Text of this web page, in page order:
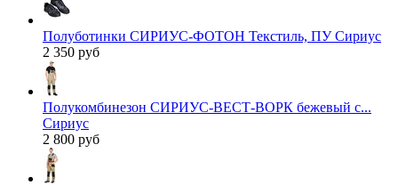
Полуботинки СИРИУС-ФОТОН Текстиль, ПУ Сириус
2 350 руб
Полукомбинезон СИРИУС-ВЕСТ-ВОРК бежевый с...
Сириус
2 800 руб